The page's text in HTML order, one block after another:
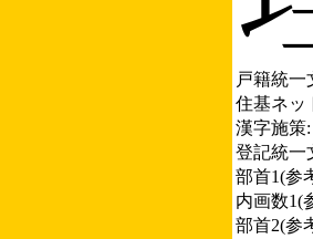
戸籍統一
住基ネッ
漢字施策:
登記統一
部首1(参
内画数1(
部首2(参